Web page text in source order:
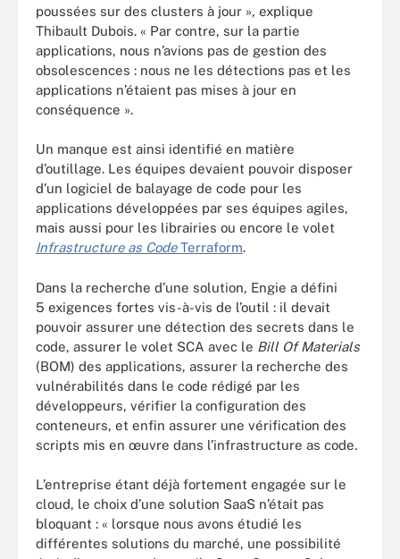
poussées sur des clusters à jour », explique
Thibault Dubois. « Par contre, sur la partie
applications, nous n’avions pas de gestion des
obsolescences : nous ne les détections pas et les
applications n’étaient pas mises à jour en
conséquence ».
Un manque est ainsi identifié en matière
d’outillage. Les équipes devaient pouvoir disposer
d’un logiciel de balayage de code pour les
applications développées par ses équipes agiles,
mais aussi pour les librairies ou encore le volet
Infrastructure as CodeTerraform.
Dans la recherche d’une solution, Engie a défini
5 exigences fortes vis-à-vis de l’outil : il devait
pouvoir assurer une détection des secrets dans le
code, assurer le volet SCA avec le Bill Of Materials
(BOM) des applications, assurer la recherche des
vulnérabilités dans le code rédigé par les
développeurs, vérifier la configuration des
conteneurs, et enfin assurer une vérification des
scripts mis en œuvre dans l’infrastructure as code.
L’entreprise étant déjà fortement engagée sur le
cloud, le choix d’une solution SaaS n’était pas
bloquant : « lorsque nous avons étudié les
différentes solutions du marché, une possibilité